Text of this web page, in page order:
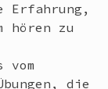
Erfahrung,
hören zu
die